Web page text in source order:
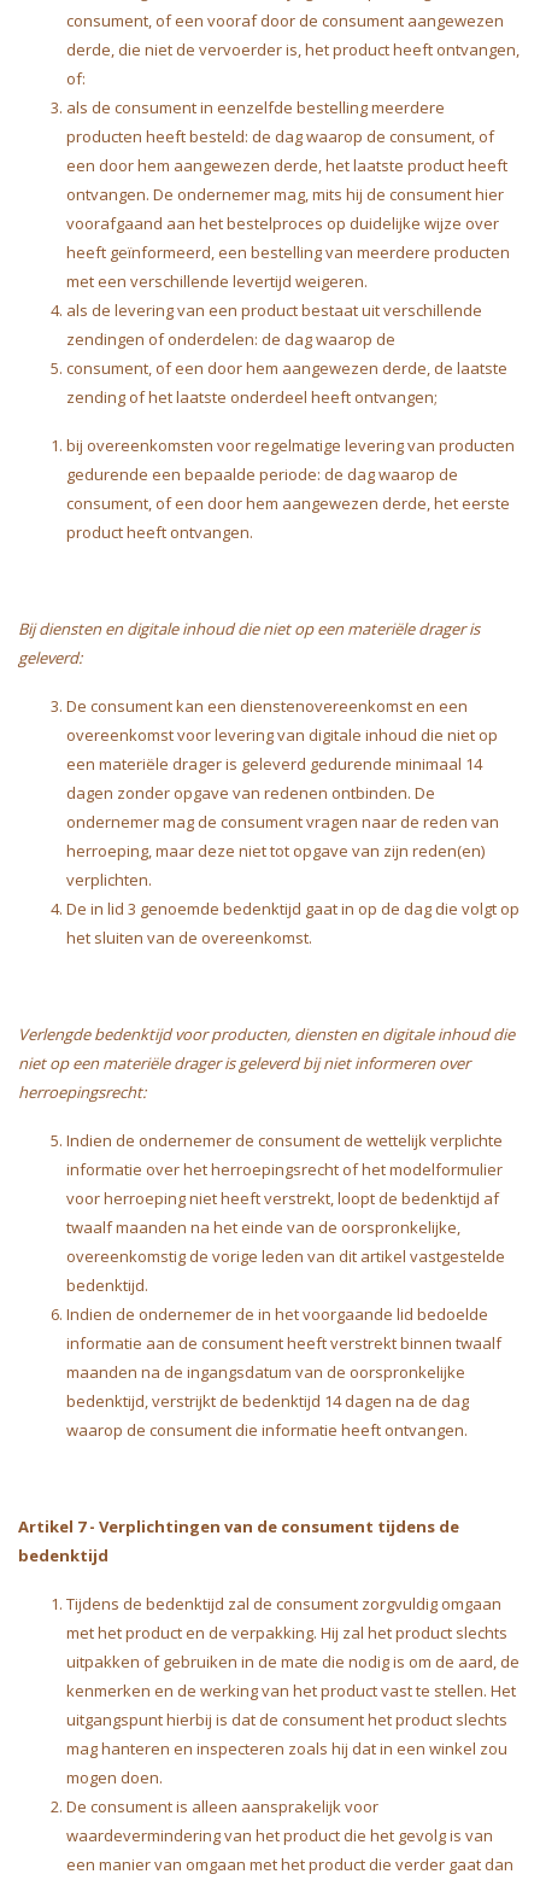
consument, of een vooraf door de consument aangewezen
derde, die niet de vervoerder is, het product heeft ontvangen,
of:
als de consument in eenzelfde bestelling meerdere
producten heeft besteld: de dag waarop de consument, of
een door hem aangewezen derde, het laatste product heeft
ontvangen. De ondernemer mag, mits hij de consument hier
voorafgaand aan het bestelproces op duidelijke wijze over
heeft geïnformeerd, een bestelling van meerdere producten
met een verschillende levertijd weigeren.
als de levering van een product bestaat uit verschillende
zendingen of onderdelen: de dag waarop de
consument, of een door hem aangewezen derde, de laatste
zending of het laatste onderdeel heeft ontvangen;
bij overeenkomsten voor regelmatige levering van producten
gedurende een bepaalde periode: de dag waarop de
consument, of een door hem aangewezen derde, het eerste
product heeft ontvangen.
Bij diensten en digitale inhoud die niet op een materiële drager is
geleverd:
De consument kan een dienstenovereenkomst en een
overeenkomst voor levering van digitale inhoud die niet op
een materiële drager is geleverd gedurende minimaal 14
dagen zonder opgave van redenen ontbinden. De
ondernemer mag de consument vragen naar de reden van
herroeping, maar deze niet tot opgave van zijn reden(en)
verplichten.
De in lid 3 genoemde bedenktijd gaat in op de dag die volgt op
het sluiten van de overeenkomst.
Verlengde bedenktijd voor producten, diensten en digitale inhoud die
niet op een materiële drager is geleverd bij niet informeren over
herroepingsrecht:
Indien de ondernemer de consument de wettelijk verplichte
informatie over het herroepingsrecht of het modelformulier
voor herroeping niet heeft verstrekt, loopt de bedenktijd af
twaalf maanden na het einde van de oorspronkelijke,
overeenkomstig de vorige leden van dit artikel vastgestelde
bedenktijd.
Indien de ondernemer de in het voorgaande lid bedoelde
informatie aan de consument heeft verstrekt binnen twaalf
maanden na de ingangsdatum van de oorspronkelijke
bedenktijd, verstrijkt de bedenktijd 14 dagen na de dag
waarop de consument die informatie heeft ontvangen.
Artikel 7- Verplichtingen van de consument tijdens de
bedenktijd
Tijdens de bedenktijd zal de consument zorgvuldig omgaan
met het product en de verpakking. Hij zal het product slechts
uitpakken of gebruiken in de mate die nodig is om de aard, de
kenmerken en de werking van het product vast te stellen. Het
uitgangspunt hierbij is dat de consument het product slechts
mag hanteren en inspecteren zoals hij dat in een winkel zou
mogen doen.
De consument is alleen aansprakelijk voor
waardevermindering van het product die het gevolg is van
een manier van omgaan met het product die verder gaat dan